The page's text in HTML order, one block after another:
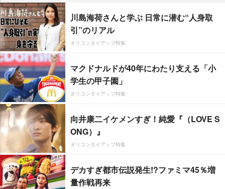
川島海荷さんと学ぶ 日常に潜む“人身取
引”のリアル
オリコンタイアップ特集
マクドナルドが40年にわたり支える「小
学生の甲子園」
オリコンタイアップ特集
向井康二イケメンすぎ！純愛『（LOVE S
ONG）』
オリコンタイアップ特集
デカすぎ都市伝説発生!?ファミマ45％増
量作戦再来